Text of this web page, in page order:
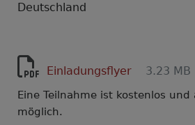
Deutschland
Einladungsflyer 3.23 MB
Eine Teilnahme ist kostenlos und
möglich.